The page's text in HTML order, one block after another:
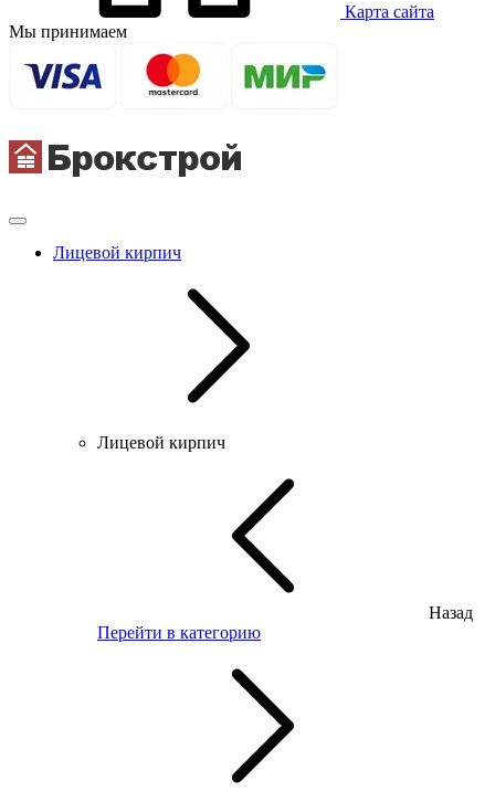
Карта сайта
Мы принимаем
Лицевой кирпич
Лицевой кирпич
Назад
Перейти в категорию